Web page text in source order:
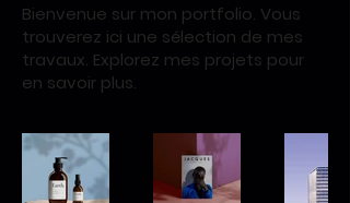
Bienvenue sur mon portfolio. Vous
trouverez ici une sélection de mes
travaux. Explorez mes projets pour
en savoir plus.